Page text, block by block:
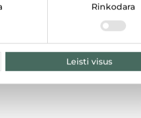
Rinkodara
Leisti visus
naktiniam